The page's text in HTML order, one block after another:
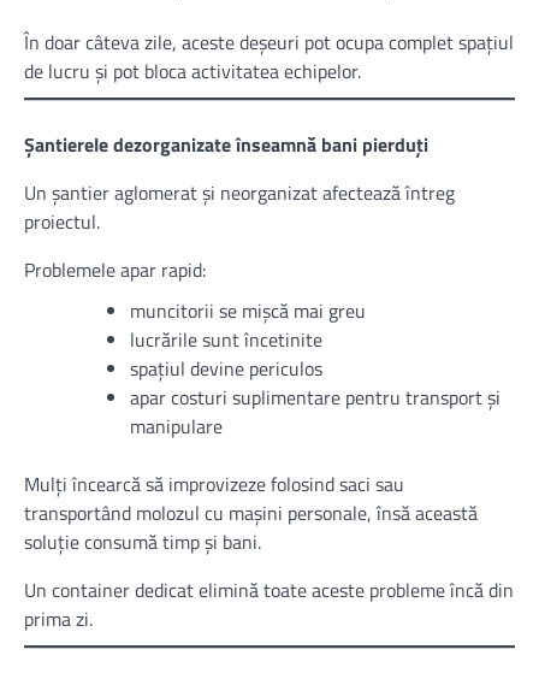
În doar câteva zile, aceste deșeuri pot ocupa complet spațiul
de lucru și pot bloca activitatea echipelor.
Șantierele dezorganizate înseamnă bani pierduți
Un șantier aglomerat și neorganizat afectează întreg
proiectul.
Problemele apar rapid:
muncitorii se mișcă mai greu
lucrările sunt încetinite
spațiul devine periculos
apar costuri suplimentare pentru transport și
manipulare
Mulți încearcă să improvizeze folosind saci sau
transportând molozul cu mașini personale, însă această
soluție consumă timp și bani.
Un container dedicat elimină toate aceste probleme încă din
prima zi.